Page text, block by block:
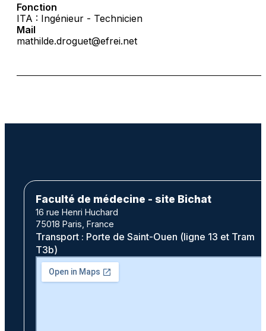
Fonction
ITA : Ingénieur - Technicien
Mail
mathilde.droguet@efrei.net
Faculté de médecine - site Bichat
16 rue Henri Huchard
75018 Paris, France
Transport : Porte de Saint-Ouen (ligne 13 et Tram
T3b)